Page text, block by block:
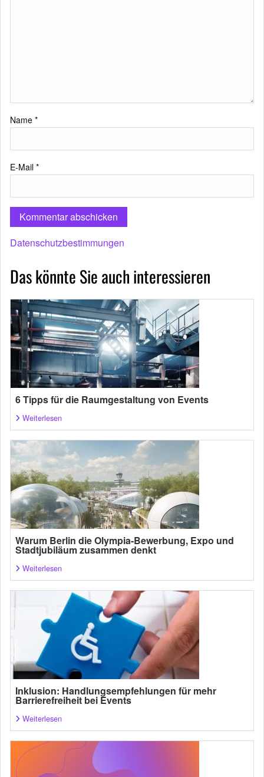
Name *
E-Mail *
Datenschutzbestimmungen
Das könnte Sie auch interessieren
6 Tipps für die Raumgestaltung von Events
Weiterlesen
Warum Berlin die Olympia-Bewerbung, Expo und
Stadtjubiläum zusammen denkt
Weiterlesen
Inklusion: Handlungsempfehlungen für mehr
Barrierefreiheit bei Events
Weiterlesen